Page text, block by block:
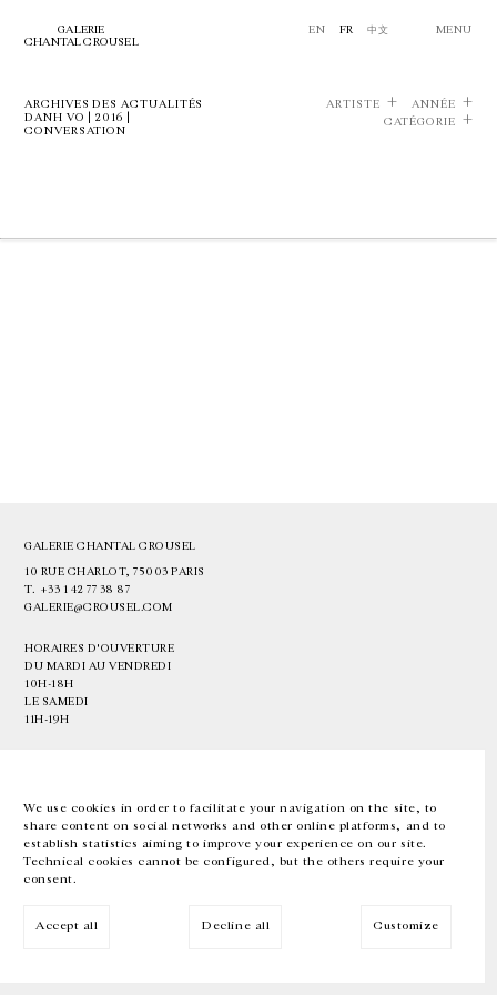
We use cookies in order to facilitate your navigation on the site, to
share content on social networks and other online platforms, and to
establish statistics aiming to improve your experience on our site.
Technical cookies cannot be configured, but the others require your
consent.
Accept all Decline all Customize
GALERIE
CHANTAL CROUSEL
EN FR 中文 MENU
ARCHIVES DES ACTUALITÉS
DANH VO | 2016 |
CONVERSATION
ARTISTE
ANNÉE
CATÉGORIE
GALERIE CHANTAL CROUSEL
10 RUE CHARLOT, 75003 PARIS
T. +33 1 42 77 38 87
GALERIE@CROUSEL.COM
HORAIRES D'OUVERTURE
DU MARDI AU VENDREDI
10H-18H
LE SAMEDI
11H-19H
EN FR 中文 Facebook Instagram
Inscrivez-vous à notre newsletter